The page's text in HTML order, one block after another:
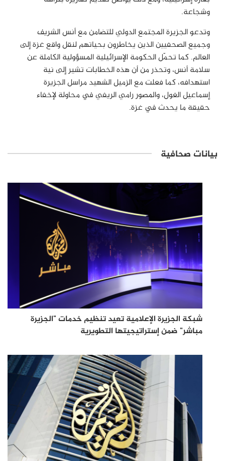
وشجاعة.
وتدعو الجزيرة المجتمع الدولي للتضامن مع أنس الشريف
وجميع الصحفيين الذين يخاطرون بحياتهم لنقل واقع غزة إلى
العالم. كما تحمّل الحكومة الإسرائيلية المسؤولية الكاملة عن
سلامة أنس، وتحذر من أن هذه الخطابات تشير إلى نية
استهدافه، كما فعلت مع الزميل الشهيد مراسل الجزيرة
إسماعيل الغول، والمصور رامي الريفي في محاولة لإخفاء
حقيقة ما يحدث في غزة.
بيانات صحافية
شبكة الجزيرة الإعلامية تعيد تنظيم خدمات "الجزيرة
مباشر" ضمن إستراتيجيتها التطويرية